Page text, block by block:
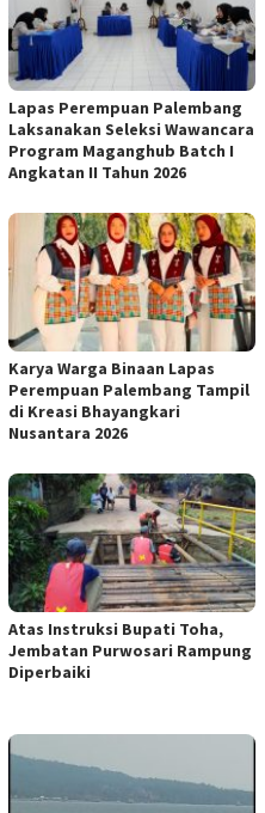
Lapas Perempuan Palembang
Laksanakan Seleksi Wawancara
Program Maganghub Batch I
Angkatan II Tahun 2026
Karya Warga Binaan Lapas
Perempuan Palembang Tampil
di Kreasi Bhayangkari
Nusantara 2026
Atas Instruksi Bupati Toha,
Jembatan Purwosari Rampung
Diperbaiki